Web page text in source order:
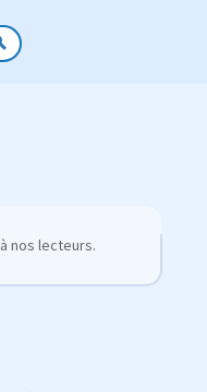
nos lecteurs.